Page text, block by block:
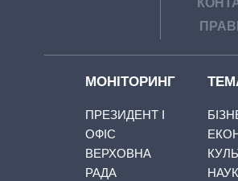
МОНІТОРИНГ
ПРЕЗИДЕНТ І
ОФІС
ВЕРХОВНА
РАДА